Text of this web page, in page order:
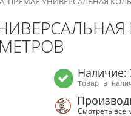
МЕТРОВ
Наличие:
Товар в
Смотреть все